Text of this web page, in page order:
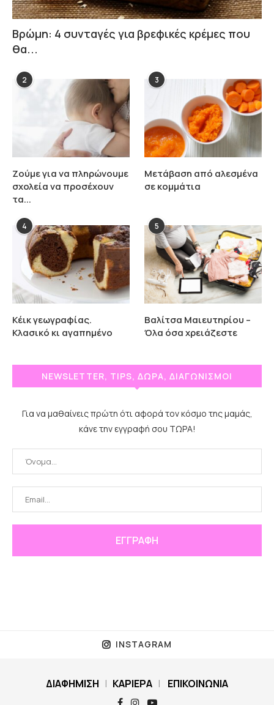
Βρώμη: 4 συνταγές για βρεφικές κρέμες που
θα...
2
Ζούμε για να πληρώνουμε
σχολεία να προσέχουν
τα...
3
Μετάβαση από αλεσμένα
σε κομμάτια
4
Κέικ γεωγραφίας.
Κλασικό κι αγαπημένο
5
Βαλίτσα Μαιευτηρίου –
Όλα όσα χρειάζεστε
NEWSLETTER, TIPS, ΔΩΡΑ, ΔΙΑΓΩΝΙΣΜΟΙ
Για να μαθαίνεις πρώτη ότι αφορά τον κόσμο της μαμάς,
κάνε την εγγραφή σου ΤΩΡΑ!
INSTAGRAM
ΔΙΑΦΗΜΙΣΗ | ΚΑΡΙΕΡΑ | ΕΠΙΚΟΙΝΩΝΙΑ